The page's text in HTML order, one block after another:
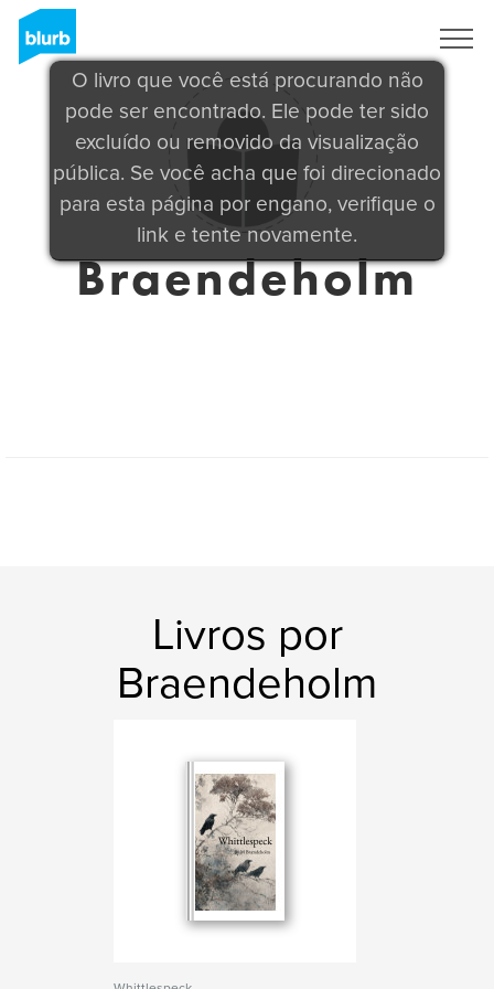
O livro que você está procurando não
pode ser encontrado. Ele pode ter sido
excluído ou removido da visualização
pública. Se você acha que foi direcionado
para esta página por engano, verifique o
link e tente novamente.
Braendeholm
Livros por
Braendeholm